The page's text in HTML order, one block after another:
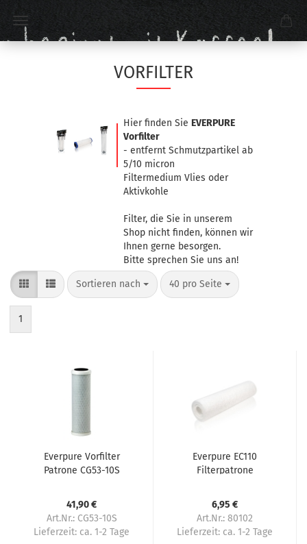
VORFILTER
Hier finden Sie EVERPURE
Vorfilter
- entfernt Schmutzpartikel ab
5/10 micron
Filtermedium Vlies oder
Aktivkohle
Filter, die Sie in unserem
Shop nicht finden, können wir
Ihnen gerne besorgen.
Bitte sprechen Sie uns an!
Sortieren nach 40 pro Seite
1
Everpure Vorfilter
Patrone CG53-10S
41,90 €
Art.Nr.: CG53-10S
Lieferzeit: ca. 1-2 Tage
Everpure EC110
Filterpatrone
6,95 €
Art.Nr.: 80102
Lieferzeit: ca. 1-2 Tage